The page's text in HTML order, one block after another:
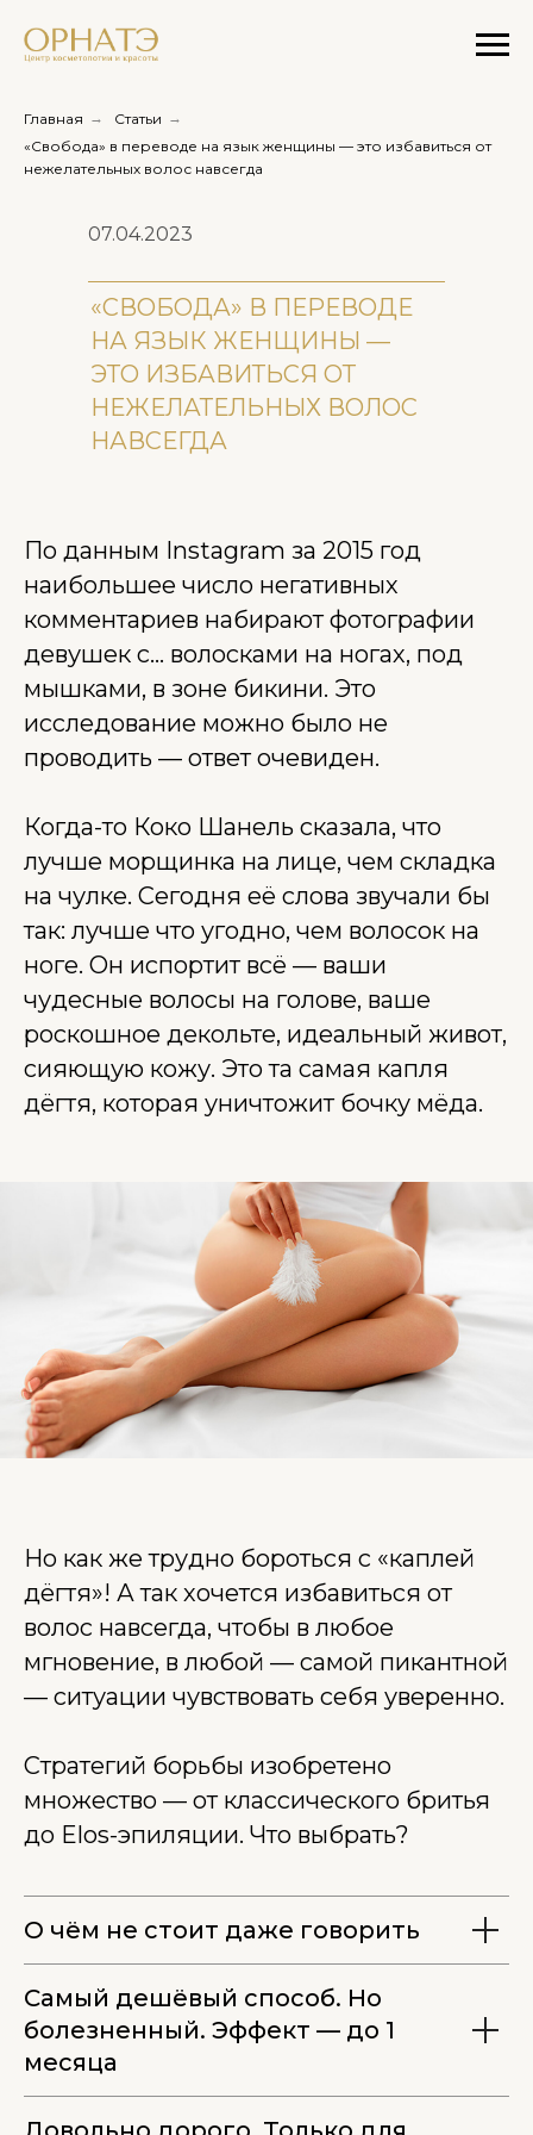
Главная → Статьи →
«Свобода» в переводе на язык женщины — это избавиться от
нежелательных волос навсегда
«СВОБОДА» В ПЕРЕВОДЕ
НА ЯЗЫК ЖЕНЩИНЫ —
ЭТО ИЗБАВИТЬСЯ ОТ
НЕЖЕЛАТЕЛЬНЫХ ВОЛОС
НАВСЕГДА
07.04.2023
По данным Instagram за 2015 год
наибольшее число негативных
комментариев набирают фотографии
девушек с… волосками на ногах, под
мышками, в зоне бикини. Это
исследование можно было не
проводить — ответ очевиден.
Когда-то Коко Шанель сказала, что
лучше морщинка на лице, чем складка
на чулке. Сегодня её слова звучали бы
так: лучше что угодно, чем волосок на
ноге. Он испортит всё — ваши
чудесные волосы на голове, ваше
роскошное декольте, идеальный живот,
сияющую кожу. Это та самая капля
дёгтя, которая уничтожит бочку мёда.
Но как же трудно бороться с «каплей
дёгтя»! А так хочется избавиться от
волос навсегда, чтобы в любое
мгновение, в любой — самой пикантной
— ситуации чувствовать себя уверенно.
Стратегий борьбы изобретено
множество — от классического бритья
до Elos-эпиляции. Что выбрать?
О чём не стоит даже говорить
Самый дешёвый способ. Но
болезненный. Эффект — до 1
месяца